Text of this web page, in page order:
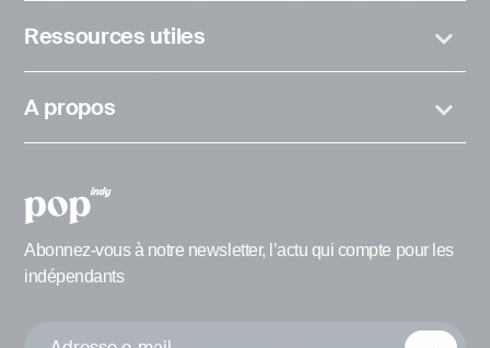
Ressources utiles
A propos
Abonnez-vous à notre newsletter, l’actu qui compte pour les
indépendants